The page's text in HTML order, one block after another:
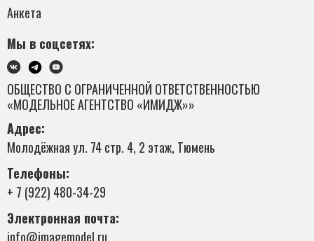
Анкета
Мы в соцсетях:
ОБЩЕСТВО С ОГРАНИЧЕННОЙ ОТВЕТСТВЕННОСТЬЮ
«МОДЕЛЬНОЕ АГЕНТСТВО «ИМИДЖ»»
Адрес:
Молодёжная ул. 74 стр. 4, 2 этаж, Тюмень
Телефоны:
+ 7 (922) 480-34-29
Электронная почта:
info@imagemodel.ru